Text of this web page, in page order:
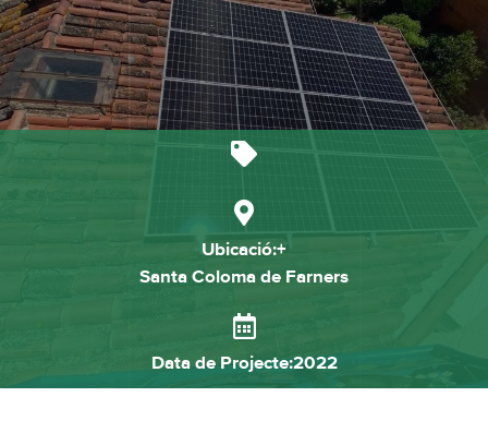
Ubicació:+
Santa Coloma de Farners
Data de Projecte:2022